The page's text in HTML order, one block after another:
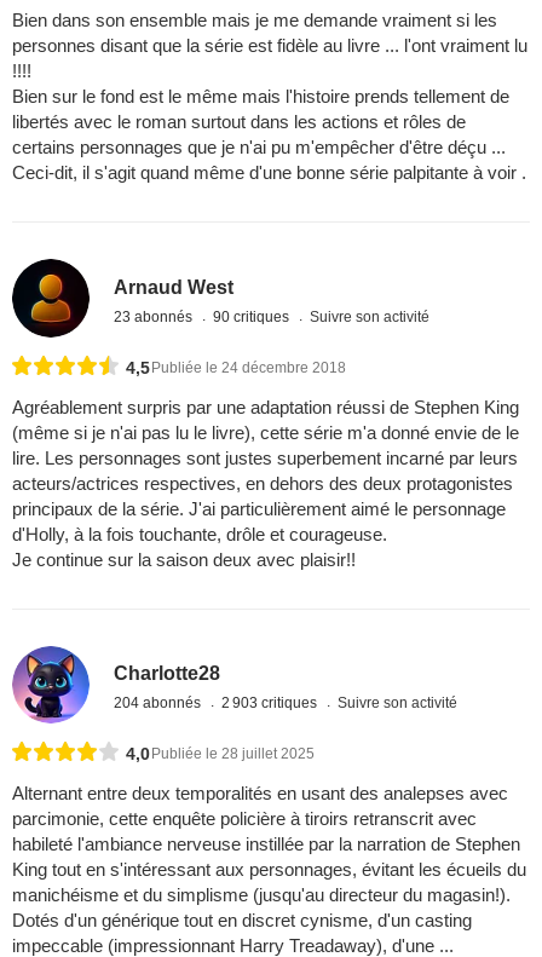
Bien dans son ensemble mais je me demande vraiment si les
personnes disant que la série est fidèle au livre ... l'ont vraiment lu
!!!!
Bien sur le fond est le même mais l'histoire prends tellement de
libertés avec le roman surtout dans les actions et rôles de
certains personnages que je n'ai pu m'empêcher d'être déçu ...
Ceci-dit, il s'agit quand même d'une bonne série palpitante à voir .
Arnaud West
23 abonnés 90 critiques Suivre son activité
4,5Publiée le 24 décembre 2018
Agréablement surpris par une adaptation réussi de Stephen King
(même si je n'ai pas lu le livre), cette série m'a donné envie de le
lire. Les personnages sont justes superbement incarné par leurs
acteurs/actrices respectives, en dehors des deux protagonistes
principaux de la série. J'ai particulièrement aimé le personnage
d'Holly, à la fois touchante, drôle et courageuse.
Je continue sur la saison deux avec plaisir!!
Charlotte28
204 abonnés 2 903 critiques Suivre son activité
4,0Publiée le 28 juillet 2025
Alternant entre deux temporalités en usant des analepses avec
parcimonie, cette enquête policière à tiroirs retranscrit avec
habileté l'ambiance nerveuse instillée par la narration de Stephen
King tout en s'intéressant aux personnages, évitant les écueils du
manichéisme et du simplisme (jusqu'au directeur du magasin!).
Dotés d'un générique tout en discret cynisme, d'un casting
impeccable (impressionnant Harry Treadaway), d'une ...